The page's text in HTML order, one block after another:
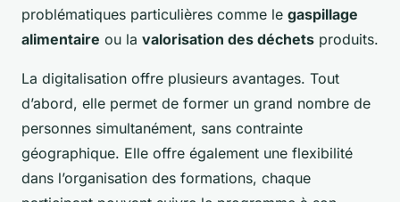
problématiques particulières comme le gaspillage
alimentaire ou la valorisation des déchets produits.
La digitalisation offre plusieurs avantages. Tout
d’abord, elle permet de former un grand nombre de
personnes simultanément, sans contrainte
géographique. Elle offre également une flexibilité
dans l’organisation des formations, chaque